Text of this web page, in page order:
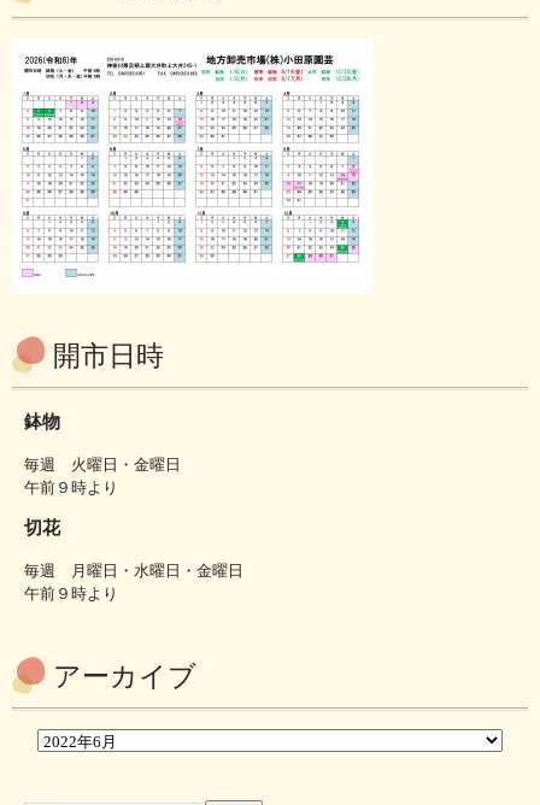
開市日時
鉢物
毎週 火曜日・金曜日
午前９時より
切花
毎週 月曜日・水曜日・金曜日
午前９時より
アーカイブ